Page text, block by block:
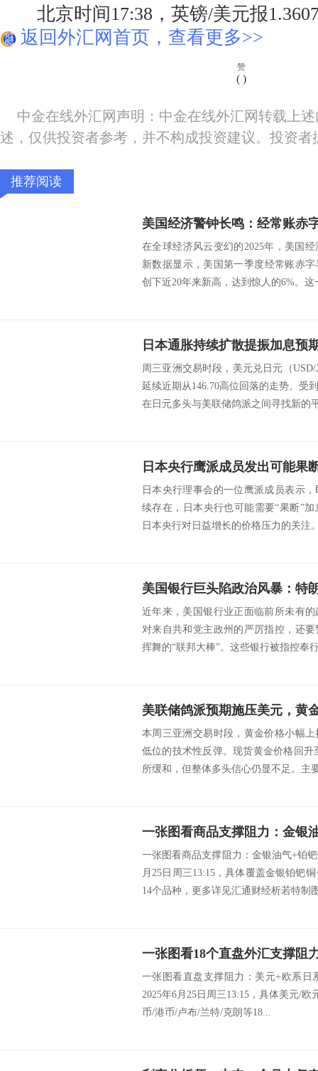
北京时间17:38，英镑/美元报
返回外汇网首页，查看更多>>
赞
( )
中金在线外汇网声明：中金在线外汇网转载上
述，仅供投资者参考，并不构成投资建议。投资
推荐阅读
在全球经济风云变幻的2025年，美国
新数据显示，美国第一季度经常账赤
创下近20年来新高，达到惊人的6%。
周三亚洲交易时段，美元兑日元（
延续近期从146.70高位回落的走势。受
在日元多头与美联储鸽派之间寻找新的
日本央行鹰派成员发出可能果
日本央行理事会的一位鹰派成员表示
续存在，日本央行也可能需要“果断”
日本央行对日益增长的价格压力的关注
近年来，美国银行业正面临前所未有
对来自共和党主政州的严厉指控，还
挥舞的“联邦大棒”。这些银行被指控奉
美联储鸽派预期施压美元，黄
本周三亚洲交易时段，黄金价格小幅
低位的技术性反弹。现货黄金价格回升
所缓和，但整体多头信心仍显不足。主
一张图看商品支撑阻力：金银油气+铂
月25日周三13:15，具体覆盖金银铂钯
14个品种，更多详见汇通财经析若特制
一张图看直盘支撑阻力：美元+欧系日
2025年6月25日周三13:15，具体美元/
币/港币/卢布/兰特/克朗等18...